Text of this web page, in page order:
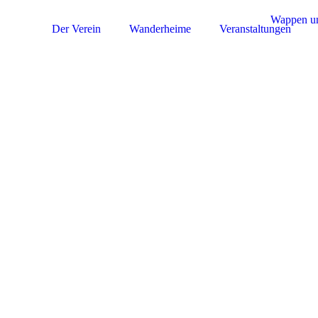
Der Verein Wanderheime Veranstaltungen